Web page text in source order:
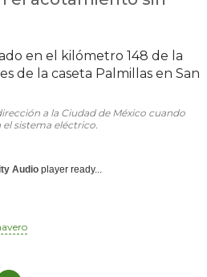
a la Ciudad de México cuando
sistema eléctrico.
Audio player ready...